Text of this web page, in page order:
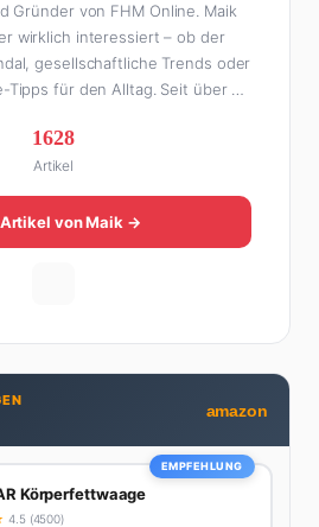
Gründer von FHM Online. Maik
wirklich interessiert – ob der
gesellschaftliche Trends oder
für den Alltag. Seit über 10
führenden Männer-Lifestyle-
Raum aufgebaut.
alles andere als geradlinig: Die
Lebens stand er in der
was dazugehört. Die andere
gerade den heißesten Tratsch
aufspürt oder die besten
zusammenstellt, findet man
in den Schweizer Alpen, am Grill
auf der Suche nach dem
Sein Motto: Lieber einmal richtig
1628
Artikel
von Maik →
amazon
EMPFEHLUNG
Körperfettwaage
4.5 (4500)